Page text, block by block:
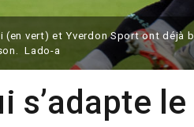
(en vert) et Yverdon Sport ont déjà
Lado-a
s’adapte